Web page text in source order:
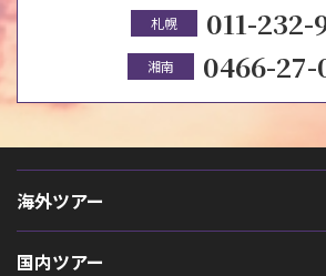
札幌 011-232-
湘南 0466-27-
海外ツアー
国内ツアー